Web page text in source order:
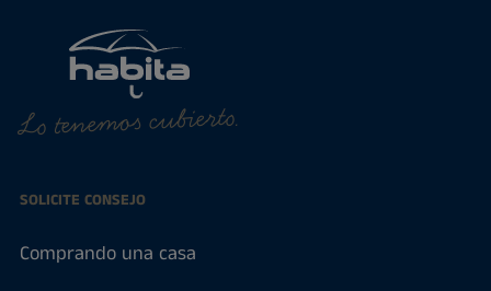
Lo tenemos cubierto.
SOLICITE CONSEJO
Comprando una casa